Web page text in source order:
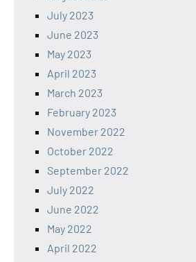
July 2023
June 2023
May 2023
April 2023
March 2023
February 2023
November 2022
October 2022
September 2022
July 2022
June 2022
May 2022
April 2022